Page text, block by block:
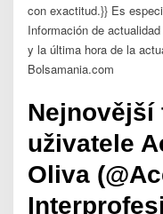
con exactitud.}} Es
Información de
y la última hora de la
Bolsamania.com
Nejnovější
uživatele
Oliva